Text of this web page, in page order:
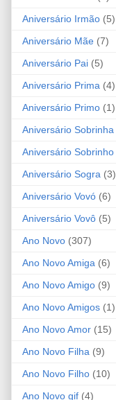
Aniversário Irmão (5)
Aniversário Mãe (7)
Aniversário Pai (5)
Aniversário Prima (4)
Aniversário Primo (1)
Aniversário Sobrinha
Aniversário Sobrinho
Aniversário Sogra (3)
Aniversário Vovó (6)
Aniversário Vovô (5)
Ano Novo (307)
Ano Novo Amiga (6)
Ano Novo Amigo (9)
Ano Novo Amigos (1)
Ano Novo Amor (15)
Ano Novo Filha (9)
Ano Novo Filho (10)
Ano Novo gif (4)